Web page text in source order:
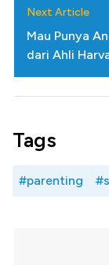
Next Article
Mau Punya
dari Ahli
Tags
#parenting